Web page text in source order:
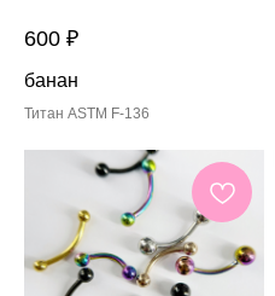
600 ₽
банан
Титан ASTM F-136